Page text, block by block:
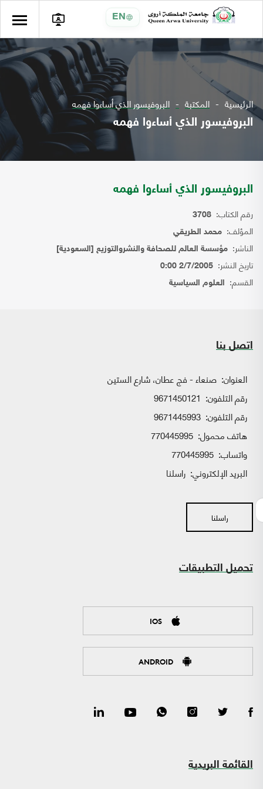
EN
الرئيسية المكتبة البروفيسور الذي أساءوا فهمه
البروفيسور الذي أساءوا فهمه
البروفيسور الذي أساءوا فهمه
رقم الكتاب: 3708
المؤلف: محمد الطريقي
الناشر: مؤسسة العالم للصحافة والنشروالتوزيع [السعودية]
تاريخ النشر: 2/7/2005 0:00
القسم: العلوم السياسية
اتصل بنا
العنوان: صنعاء - فج عطان، شارع الستين
رقم التلفون: 9671450121
رقم التلفون: 9671445993
هاتف محمول: 770445995
واتساب:
البريد الإلكتروني: راسلنا
راسلنا
تحميل التطبيقات
IOS
ANDROID
القائمة البريدية